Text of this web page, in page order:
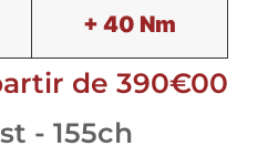
+ 40 Nm
de 390€00
- 155ch